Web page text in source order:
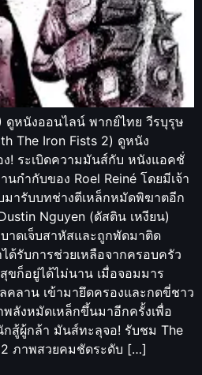
ดูหนังออนไลน์ พากย์ไทย วีรบุรุษ
The Iron Fists 2) ดูหนัง
ง! ระเบิดความมันส์กับ หนังแอคชั่
กำกับของ Roel Reiné โดยมีเจ้า
ารับบทช่างตีเหล็กหมัดพิฆาตอีก
Nguyen (ดัสติน เหงียน)
าดเจ็บสาหัสและถูกพัดมาติด
ด้รับการช่วยเหลือจากครอบครัว
ขก็อยู่ได้ไม่นาน เมื่อจอมมาร
คลาน เข้ามายึดครองและกดขี่ชาว
ลังหมัดเหล็กขึ้นมาอีกครั้งเพื่อ
สู้ผู้กล้า มันส์ทะลุจอ! รับชม The
2 ภาพสวยคมชัดระดับ […]